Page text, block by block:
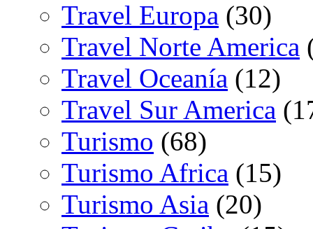
Travel Europa (30)
Travel Norte America
Travel Oceanía (12)
Travel Sur America
Turismo (68)
Turismo Africa (15)
Turismo Asia (20)